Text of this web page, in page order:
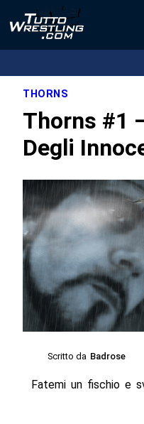
THORNS
Thorns #1
Degli
Scritto da Badrose
Fatemi un fischio e